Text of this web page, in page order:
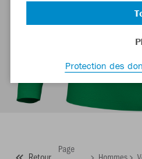
Page
Protection des